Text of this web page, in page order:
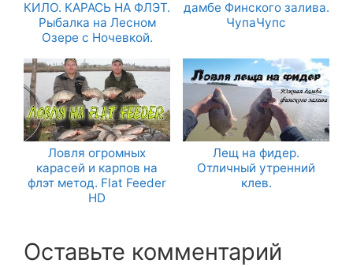
КИЛО. КАРАСЬ НА ФЛЭТ.
Рыбалка на Лесном
Озере с Ночевкой.
дамбе Финского залива.
ЧупаЧупс
Ловля огромных
карасей и карпов на
флэт метод. Flat Feeder
HD
Лещ на фидер.
Отличный утренний
клев.
Оставьте комментарий